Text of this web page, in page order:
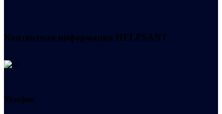
Контактная информация HELPSANT
Телефон